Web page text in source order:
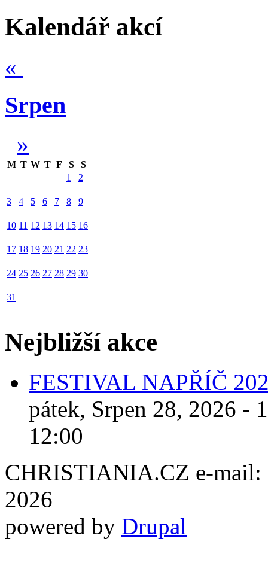
Kalendář akcí
«
Srpen
»
M T W T F S
S
1
2
3 4 5 6 7 8 9
10 11 12 13 14 15 16
17 18 19 20 21 22 23
24 25 26 27 28 29 30
31
Nejbližší akce
FESTIVAL NAPŘÍČ
pátek, Srpen 28, 2026 -
12:00
CHRISTIANIA.CZ e-mail:
2026
powered by Drupal